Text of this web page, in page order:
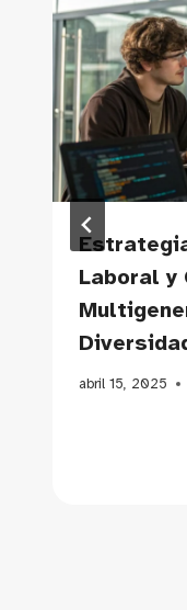
Laboral y
abril 15, 2025